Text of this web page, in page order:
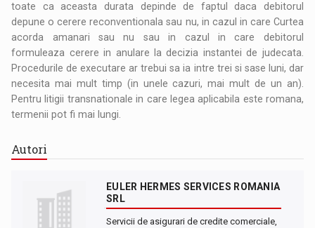
toate ca aceasta durata depinde de faptul daca debitorul
depune o cerere reconventionala sau nu, in cazul in care Curtea
acorda amanari sau nu sau in cazul in care debitorul
formuleaza cerere in anulare la decizia instantei de judecata.
Procedurile de executare ar trebui sa ia intre trei si sase luni, dar
necesita mai mult timp (in unele cazuri, mai mult de un an).
Pentru litigii transnationale in care legea aplicabila este romana,
termenii pot fi mai lungi.
Autori
EULER HERMES SERVICES ROMANIA
SRL
Servicii de asigurari de credite comerciale,